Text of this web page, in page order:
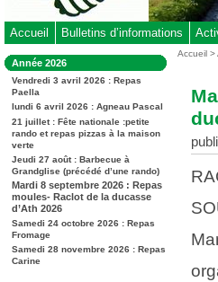
-
à
la
recherche
Accueil Bulletins d’informations
Dans
la
rubrique
:
Année 2026
Vendredi 3 avril 2026 : Repas
Paella
lundi 6 avril 2026 : Agneau Pascal
21 juillet : Fête nationale :petite
rando et repas pizzas à la maison
verte
Jeudi 27 août : Barbecue à
Grandglise (précédé d’une rando)
Mardi 8 septembre 2026 : Repas
moules- Raclot de la ducasse
d’Ath 2026
Samedi 24 octobre 2026 : Repas
Fromage
Samedi 28 novembre 2026 : Repas
Carine
Vous
Accueil >